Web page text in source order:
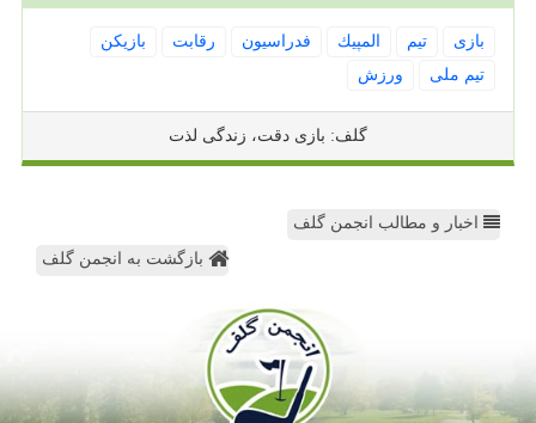
بازی تیم المپیك فدراسیون رقابت
بازیكن
تیم ملی
ورزش
گلف: بازی دقت، زندگی لذت
اخبار و مطالب انجمن گلف
بازگشت به انجمن گلف